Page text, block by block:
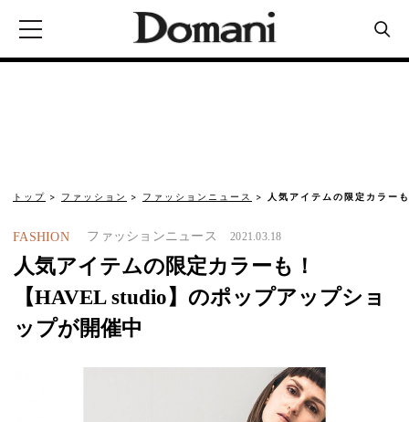
トップ ファッション ファッションニュース 人気アイテムの限定カラ
FASHION ファッションニュース 2021.03.18
人気アイテムの限定カラーも！
【HAVEL studio】のポップアップショ
ップが開催中